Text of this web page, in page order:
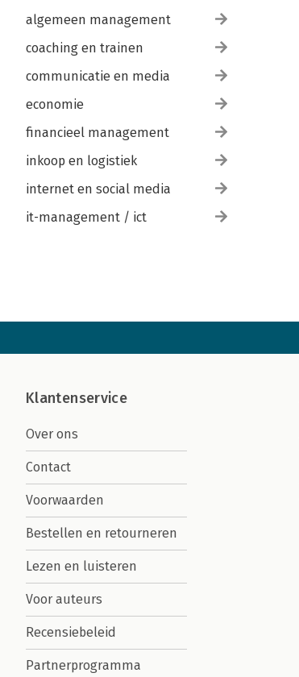
algemeen management
coaching en trainen
communicatie en media
economie
financieel management
inkoop en logistiek
internet en social media
it-management / ict
Klantenservice
Over ons
Contact
Voorwaarden
Bestellen en retourneren
Lezen en luisteren
Voor auteurs
Recensiebeleid
Partnerprogramma